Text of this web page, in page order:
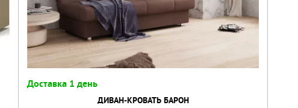
Доставка 1 день
ДИВАН-КРОВАТЬ БАРОН